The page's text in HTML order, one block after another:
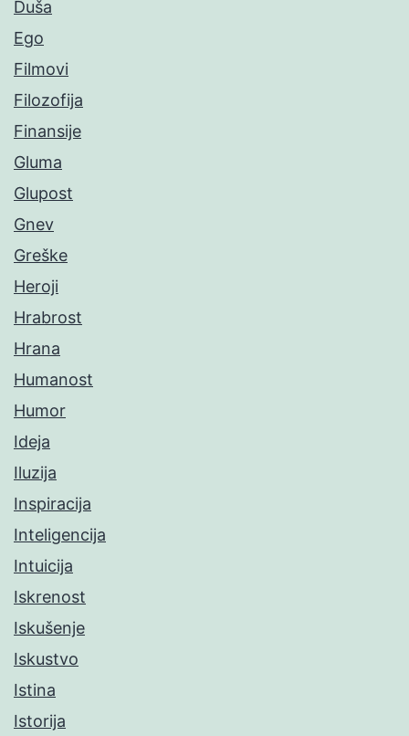
Duša
Ego
Filmovi
Filozofija
Finansije
Gluma
Glupost
Gnev
Greške
Heroji
Hrabrost
Hrana
Humanost
Humor
Ideja
Iluzija
Inspiracija
Inteligencija
Intuicija
Iskrenost
Iskušenje
Iskustvo
Istina
Istorija